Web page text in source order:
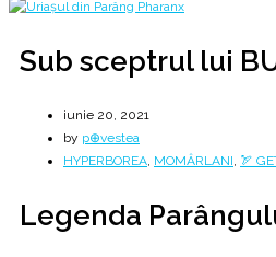
Sub sceptrul lui
iunie 20, 2021
by p⊕vestea
HYPERBOREA, MOMÂRLANI, 🏹
Legenda